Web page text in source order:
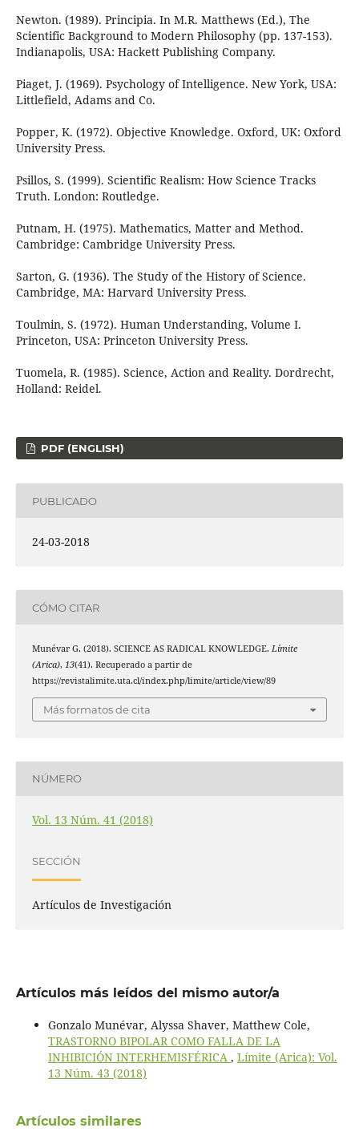
Newton. (1989). Principia. In M.R. Matthews (Ed.), The
Scientific Background to Modern Philosophy (pp. 137-153).
Indianapolis, USA: Hackett Publishing Company.
Piaget, J. (1969). Psychology of Intelligence. New York, USA:
Littlefield, Adams and Co.
Popper, K. (1972). Objective Knowledge. Oxford, UK: Oxford
University Press.
Psillos, S. (1999). Scientific Realism: How Science Tracks
Truth. London: Routledge.
Putnam, H. (1975). Mathematics, Matter and Method.
Cambridge: Cambridge University Press.
Sarton, G. (1936). The Study of the History of Science.
Cambridge, MA: Harvard University Press.
Toulmin, S. (1972). Human Understanding, Volume I.
Princeton, USA: Princeton University Press.
Tuomela, R. (1985). Science, Action and Reality. Dordrecht,
Holland: Reidel.
PDF (ENGLISH)
PUBLICADO
24-03-2018
CÓMO CITAR
Munévar G. (2018). SCIENCE AS RADICAL KNOWLEDGE. Límite
(Arica), 13(41). Recuperado a partir de
https://revistalimite.uta.cl/index.php/limite/article/view/89
Más formatos de cita
NÚMERO
Vol. 13 Núm. 41 (2018)
SECCIÓN
Artículos de Investigación
Artículos más leídos del mismo autor/a
Gonzalo Munévar, Alyssa Shaver, Matthew Cole,
TRASTORNO BIPOLAR COMO FALLA DE LA
INHIBICIÓN INTERHEMISFÉRICA , Límite (Arica): Vol.
13 Núm. 43 (2018)
Artículos similares